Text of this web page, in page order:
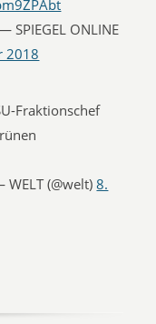
SPIEGEL ONLINE
2018
Fraktionschef
WELT (@welt)8.